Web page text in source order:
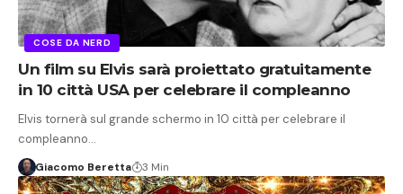
COSE DA NERD
Un film su Elvis sarà proiettato gratuitamente
in 10 città USA per celebrare il compleanno
Elvis tornerà sul grande schermo in 10 città per celebrare il
compleanno…
Giacomo Beretta 3 Min